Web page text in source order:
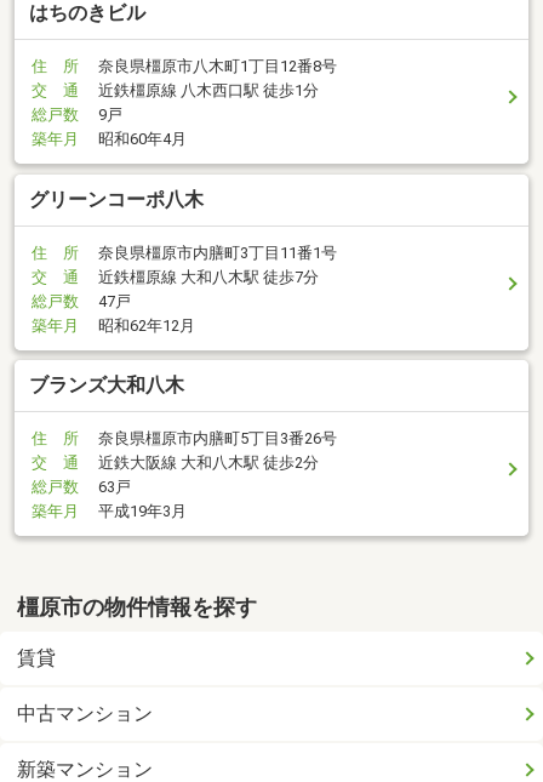
はちのきビル
住 所
奈良県橿原市八木町1丁目12番8号
交 通
近鉄橿原線 八木西口駅 徒歩1分
総戸数
9戸
築年月
昭和60年4月
グリーンコーポ八木
住 所
奈良県橿原市内膳町3丁目11番1号
交 通
近鉄橿原線 大和八木駅 徒歩7分
総戸数
47戸
築年月
昭和62年12月
ブランズ大和八木
住 所
奈良県橿原市内膳町5丁目3番26号
交 通
近鉄大阪線 大和八木駅 徒歩2分
総戸数
63戸
築年月
平成19年3月
橿原市の物件情報を探す
賃貸
中古マンション
新築マンション